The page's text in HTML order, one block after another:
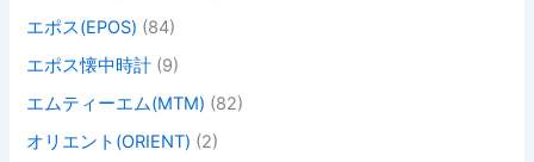
エポス(EPOS) (84)
エポス懐中時計 (9)
エムティーエム(MTM) (82)
オリエント(ORIENT) (2)